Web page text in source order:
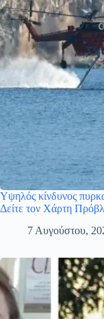
Υψηλός κίνδυνος
Δείτε τον Χάρτη
7 Αυγούστου,